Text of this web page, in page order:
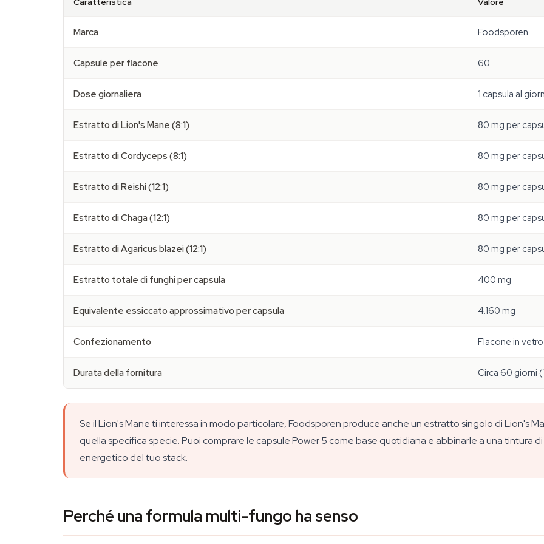
Marca Foodsporen
Capsule per flacone 60
Dose giornaliera 1 capsula al
Estratto di Lion's Mane (8:1) 80 mg per
Estratto di Cordyceps (8:1) 80 mg per
Estratto di Reishi (12:1) 80 mg per
Estratto di Chaga (12:1) 80 mg per
Estratto di Agaricus blazei (12:1) 80 mg per
Estratto totale di funghi per capsula 400 mg
Equivalente essiccato approssimativo per capsula 4.160 mg
Confezionamento Flacone in
Durata della fornitura Circa 60 giorni
Se il Lion's Mane ti interessa in modo particolare, Foodsporen produce anche un estratto singolo di Lion's
quella specifica specie. Puoi comprare le capsule Power 5 come base quotidiana e abbinarle a una tintura
energetico del tuo stack.
Perché una formula multi-fungo ha senso